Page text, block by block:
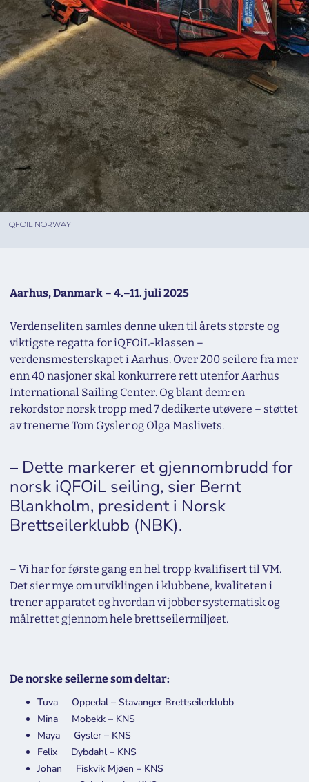
IQFOIL NORWAY
Aarhus, Danmark – 4.–11. juli 2025
Verdenseliten samles denne uken til årets største og
viktigste regatta for iQFOiL-klassen –
verdensmesterskapet i Aarhus. Over 200 seilere fra mer
enn 40 nasjoner skal konkurrere rett utenfor Aarhus
International Sailing Center. Og blant dem: en
rekordstor norsk tropp med 7 dedikerte utøvere – støttet
av trenerne Tom Gysler og Olga Maslivets.
– Dette markerer et gjennombrudd for
norsk iQFOiL seiling, sier Bernt
Blankholm, president i Norsk
Brettseilerklubb (NBK).
– Vi har for første gang en hel tropp kvalifisert til VM.
Det sier mye om utviklingen i klubbene, kvaliteten i
trener apparatet og hvordan vi jobber systematisk og
målrettet gjennom hele brettseilermiljøet.
De norske seilerne som deltar:
Tuva Oppedal – Stavanger Brettseilerklubb
Mina Mobekk – KNS
Maya Gysler – KNS
Felix Dybdahl – KNS
Johan Fiskvik Mjøen – KNS